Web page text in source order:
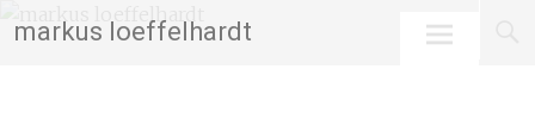
tomarkus loeffelhardt